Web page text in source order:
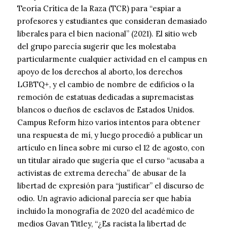
Teoría Crítica de la Raza (TCR) para “espiar a
profesores y estudiantes que consideran demasiado
liberales para el bien nacional” (2021). El sitio web
del grupo parecía sugerir que les molestaba
particularmente cualquier actividad en el campus en
apoyo de los derechos al aborto, los derechos
LGBTQ+, y el cambio de nombre de edificios o la
remoción de estatuas dedicadas a supremacistas
blancos o dueños de esclavos de Estados Unidos.
Campus Reform hizo varios intentos para obtener
una respuesta de mí, y luego procedió a publicar un
artículo en línea sobre mi curso el 12 de agosto, con
un titular airado que sugería que el curso “acusaba a
activistas de extrema derecha” de abusar de la
libertad de expresión para “justificar” el discurso de
odio. Un agravio adicional parecía ser que había
incluido la monografía de 2020 del académico de
medios Gavan Titley, “¿Es racista la libertad de